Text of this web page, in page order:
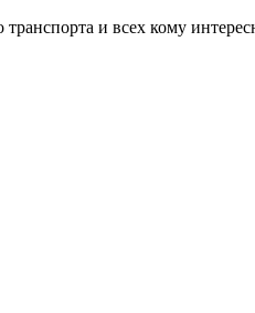
и всех кому